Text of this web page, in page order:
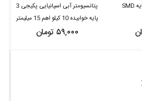
آی سی اس ام دی 7 پایه SMD
پتانسیومتر آبی اسپانیایی پکیجی 3
پایه خوابیده 10 کیلو اهم 15 میلیمتر
برند ای سی پی ACP PT-15 10K
۵۹,۰۰۰ تومان